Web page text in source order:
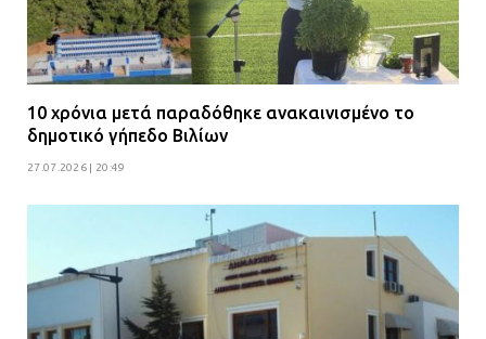
10 χρόνια μετά παραδόθηκε ανακαινισμένο το
δημοτικό γήπεδο Βιλίων
27.07.2026 | 20:49